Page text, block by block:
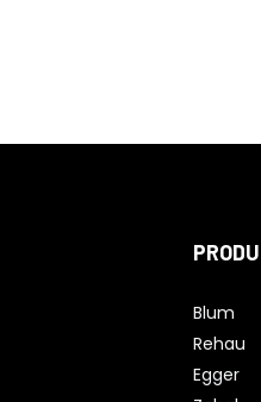
Blum
Rehau
Egger